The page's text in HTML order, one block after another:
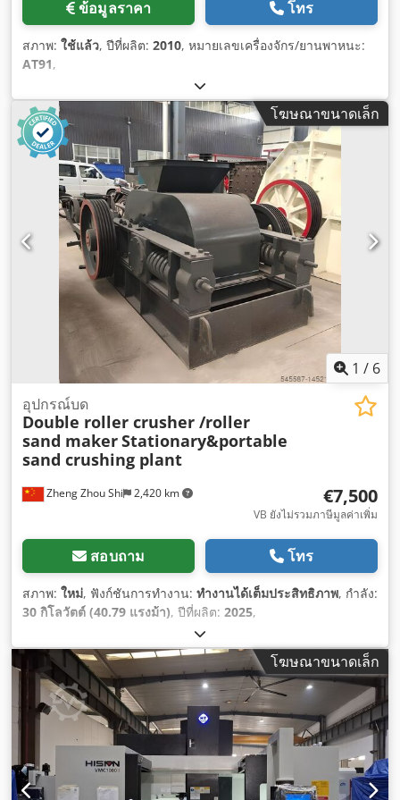
ข้อมูลราคา โทร
สภาพ: ใช้แล้ว, ปีที่ผลิต: 2010, หมายเลขเครื่องจักร/ยานพาหนะ:
AT91,
โฆษณาขนาดเล็ก
1 / 6
Zheng Zhou Shi 2,420 km
อุปกรณ์บด
Double roller crusher /roller
sand makerStationary&portable
sand crushing plant
€7,500
VB ยังไม่รวมภาษีมูลค่าเพิ่ม
สอบถาม โทร
สภาพ: ใหม่, ฟังก์ชันการทำงาน: ทำงานได้เต็มประสิทธิภาพ, กำลัง:
30 กิโลวัตต์ (40.79 แรงม้า), ปีที่ผลิต: 2025,
โฆษณาขนาดเล็ก